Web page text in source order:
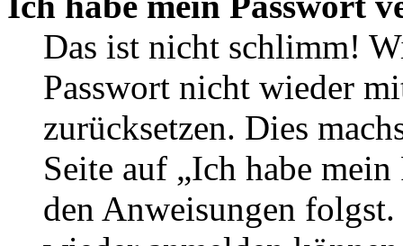
Das ist nicht schlimm!
Passwort nicht wieder
zurücksetzen. Dies
Seite auf „Ich habe
den Anweisungen